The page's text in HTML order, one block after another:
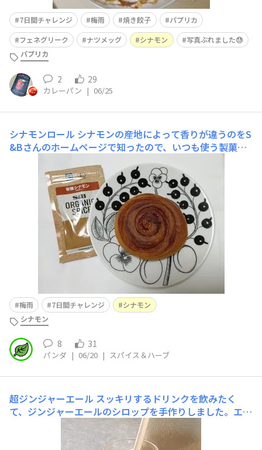
7日間チャレンジ 梅雨 焼き餃子
パプリカ
フェネグリーク
ナツメッグ シナモン
写真ぶれました😓
パプリカ
2 29
カレーパン | 06/25
シナモンロール シナモンの産地によって香りが違うのをS
&Bさんのホームページで知ったので、いつも使う製菓用
ました。スリランカ産のシナモンがなかなか見つからなか
ったのですが、いつも行くスーパーの普段見ていなかった
棚に、S&Bさんのシナモンで、丁度良い
梅雨 7日間チャレンジ
シナモン
シナモン
8 31
パンダ | 06/20 | スパイス＆ハーブ
超ジンジャーエール スッキリするドリンクを飲みたく
て、ジンジャーエールのシロップを手作りしました。エス
ビーさんのレシピhttps://www.sbfoods.co.jp/recipe/de
tail/10433.htmlを参考に、材料の生姜が足りないのでジ